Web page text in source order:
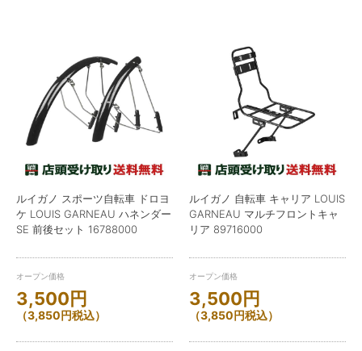
ルイガノ スポーツ自転車 ドロヨ
ケ LOUIS GARNEAU ハネンダー
SE 前後セット 16788000
オープン価格
3,500円
（3,850円税込）
ルイガノ 自転車 キャリア LOUIS
GARNEAU マルチフロントキャ
リア 89716000
オープン価格
3,500円
（3,850円税込）